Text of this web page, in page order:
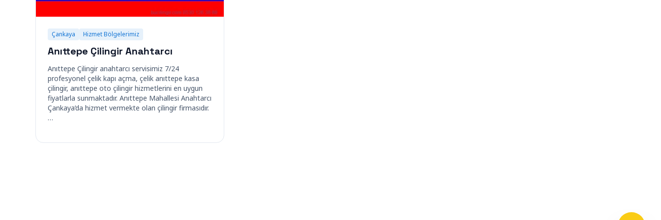
Çankaya Hizmet Bölgelerimiz
Anıttepe Çilingir Anahtarcı
Anıttepe Çilingir anahtarcı servisimiz 7/24
profesyonel çelik kapı açma, çelik anıttepe kasa
çilingir, anıttepe oto çilingir hizmetlerini en uygun
fiyatlarla sunmaktadır. Anıttepe Mahallesi Anahtarcı
Çankaya’da hizmet vermekte olan çilingir firmasıdır.
…